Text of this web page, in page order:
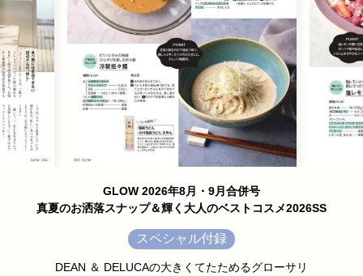
GLOW 2026年8月・9月合併号
真夏のお洒落スナップ＆輝く大人のベストコスメ2026SS
スペシャル付録
DEAN ＆ DELUCAの大きくてたためるグローサリ